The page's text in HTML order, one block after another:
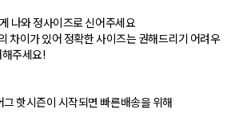
나와 정사이즈로 신어주세요
차이가 있어 정확한 사이즈는 권해드리기 어려우
주세요!
핫시즌이 시작되면 빠른배송을 위해